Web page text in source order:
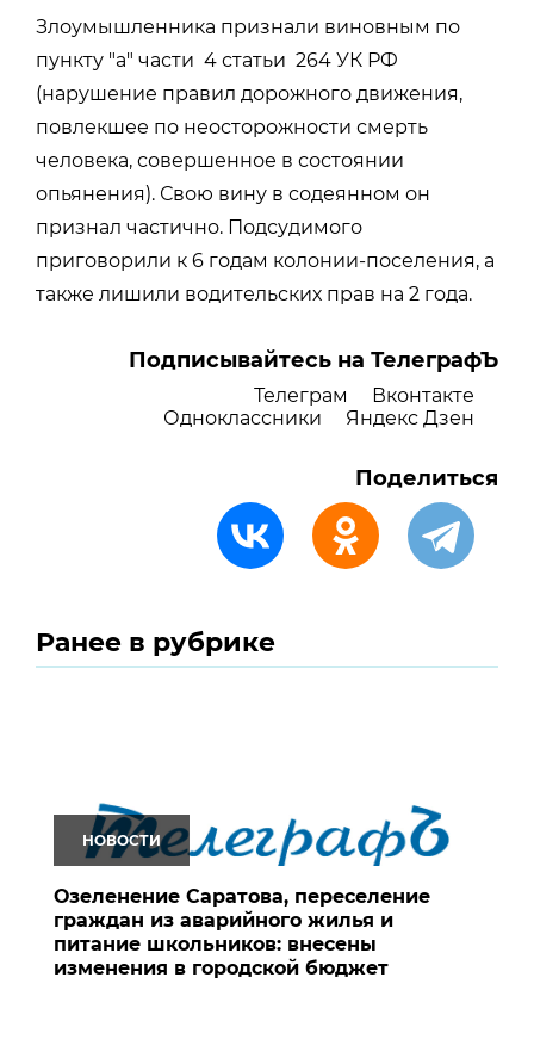
Злоумышленника признали виновным по
пункту "а" части 4 статьи 264 УК РФ
(нарушение правил дорожного движения,
повлекшее по неосторожности смерть
человека, совершенное в состоянии
опьянения). Свою вину в содеянном он
признал частично. Подсудимого
приговорили к 6 годам колонии-поселения, а
также лишили водительских прав на 2 года.
Подписывайтесь на ТелеграфЪ
Телеграм
Вконтакте
Одноклассники
Яндекс Дзен
Поделиться
Ранее в рубрике
НОВОСТИ
Озеленение Саратова, переселение
граждан из аварийного жилья и
питание школьников: внесены
изменения в городской бюджет